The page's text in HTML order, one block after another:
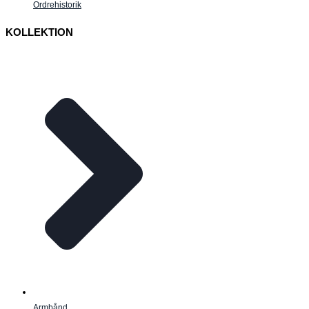
Ordrehistorik
KOLLEKTION